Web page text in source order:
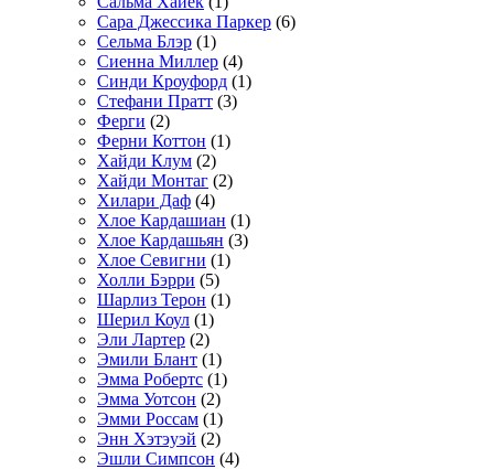
Сара Джессика Паркер (6)
Сельма Блэр (1)
Сиенна Миллер (4)
Синди Кроуфорд (1)
Стефани Пратт (3)
Ферги (2)
Ферни Коттон (1)
Хайди Клум (2)
Хайди Монтаг (2)
Хилари Даф (4)
Хлое Кардашиан (1)
Хлое Кардашьян (3)
Хлое Севигни (1)
Холли Бэрри (5)
Шарлиз Терон (1)
Шерил Коул (1)
Эли Лартер (2)
Эмили Блант (1)
Эмма Робертс (1)
Эмма Уотсон (2)
Эмми Россам (1)
Энн Хэтэуэй (2)
Эшли Симпсон (4)